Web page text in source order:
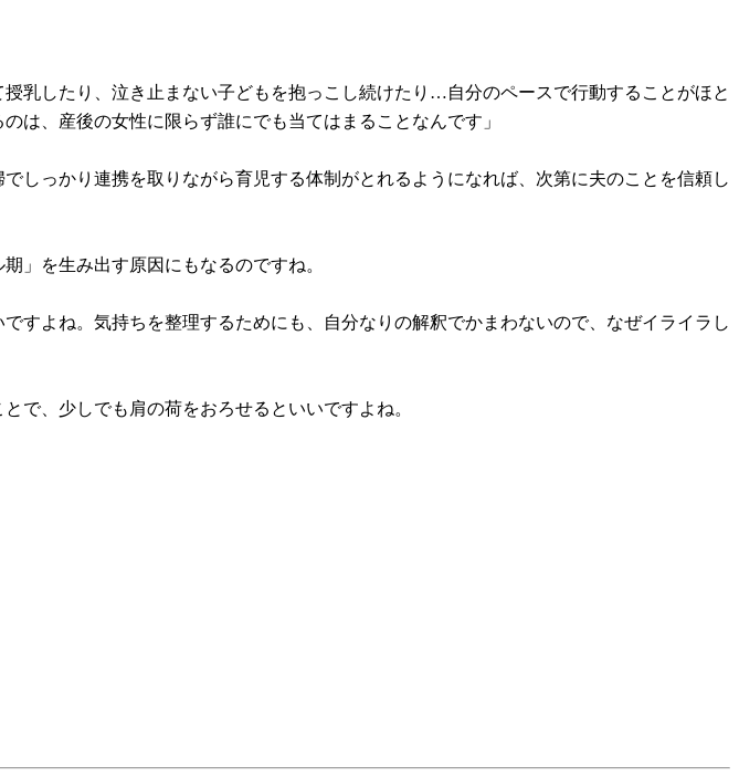
乳したり、泣き止まない子どもを抱っこし続けたり…自分のペースで行動することがほと
は、産後の女性に限らず誰にでも当てはまることなんです」
しっかり連携を取りながら育児する体制がとれるようになれば、次第に夫のことを信頼し
」を生み出す原因にもなるのですね。
すよね。気持ちを整理するためにも、自分なりの解釈でかまわないので、なぜイライラし
で、少しでも肩の荷をおろせるといいですよね。